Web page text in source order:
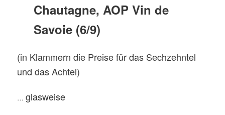
Chautagne, AOP Vin de
Savoie (6/9)
(in Klammern die Preise für das Sechzehntel
und das Achtel)
…glasweise